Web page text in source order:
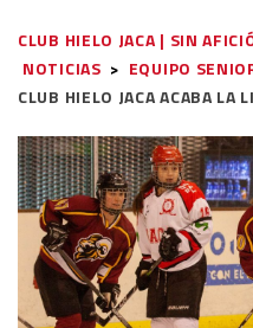
CLUB HIELO JACA | SIN
NOTICIAS > EQUIPO
CLUB HIELO JACA ACABA LA